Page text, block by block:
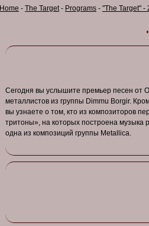
Home - The Target- Programs - "The Target" -
Сегодня вы услышите премьер песен от
металлистов из группы Dimmu Borgir.
вы узнаете о том, кто из композиторов
тритоны», на которых построена музыка
одна из композиций группы Metallica.